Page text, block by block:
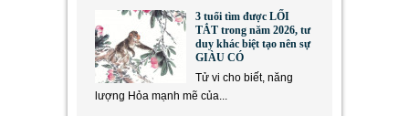
3 tuổi tìm được LỐI
TẮT trong năm 2026, tư
duy khác biệt tạo nên sự
GIÀU CÓ
Tử vi cho biết, năng
lượng Hỏa mạnh mẽ của...